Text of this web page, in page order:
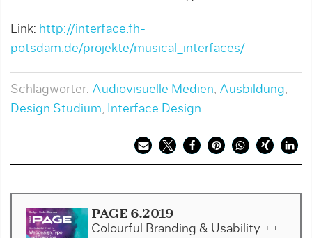
Link: http://interface.fh-
potsdam.de/projekte/musical_interfaces/
Schlagwörter: Audiovisuelle Medien Ausbildung
Design Studium
Interface Design
PAGE 6.2019
Colourful Branding & Usability ++